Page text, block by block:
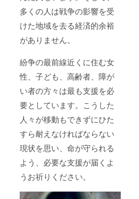
多くの人は戦争の影響を受
けた地域を去る経済的余裕
がありません。
紛争の最前線近くに住む女
性、子ども、高齢者、障が
い者の方々は最も支援を必
要としています。こうした
人々が移動もできずにひた
すら耐えなければならない
現状を思い、命が守られる
よう、必要な支援が届くよ
うお祈りください。